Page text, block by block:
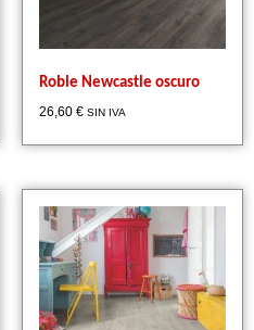
Roble Newcastle oscuro
26,60 € SIN IVA